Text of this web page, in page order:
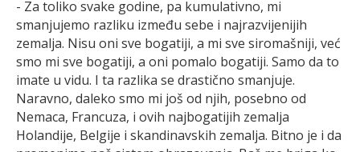
- Za toliko svake godine, pa kumulativno, mi
smanjujemo razliku između sebe i najrazvijenijih
zemalja. Nisu oni sve bogatiji, a mi sve siromašniji, već
smo mi sve bogatiji, a oni pomalo bogatiji. Samo da to
imate u vidu. I ta razlika se drastično smanjuje.
Naravno, daleko smo mi još od njih, posebno od
Nemaca, Francuza, i ovih najbogatijih zemalja
Holandije, Belgije i skandinavskih zemalja. Bitno je i da